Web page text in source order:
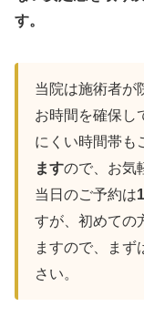
す。
当院は施術者が
お時間を確保し
にくい時間帯も
ますので、お気
当日のご予約は
すが、初めての
ますので、まず
さい。